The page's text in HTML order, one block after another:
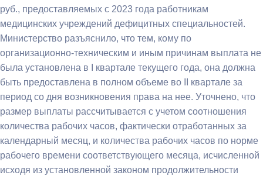
руб., предоставляемых с 2023 года работникам
медицинских учреждений дефицитных специальностей.
Министерство разъяснило, что тем, кому по
организационно-техническим и иным причинам выплата не
была установлена в I квартале текущего года, она должна
быть предоставлена в полном объеме во II квартале за
период со дня возникновения права на нее. Уточнено, что
размер выплаты рассчитывается с учетом соотношения
количества рабочих часов, фактически отработанных за
календарный месяц, и количества рабочих часов по норме
рабочего времени соответствующего месяца, исчисленной
исходя из установленной законом продолжительности